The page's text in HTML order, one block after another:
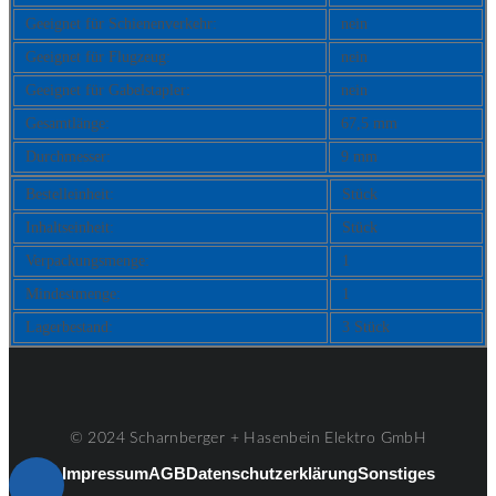
Geeignet für Schienenverkehr:
nein
Geeignet für Flugzeug:
nein
Geeignet für Gabelstapler:
nein
Gesamtlänge:
67,5 mm
Durchmesser:
9 mm
Bestelleinheit:
Stück
Inhaltseinheit:
Stück
Verpackungsmenge:
1
Mindestmenge:
1
Lagerbestand:
3 Stück
© 2024 Scharnberger + Hasenbein Elektro GmbH
ImpressumAGBDatenschutzerklärungSonstiges